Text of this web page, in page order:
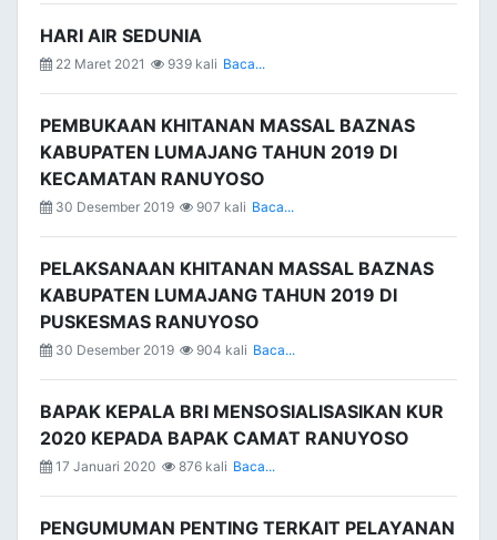
HARI AIR SEDUNIA
22 Maret 2021 939 kali Baca...
PEMBUKAAN KHITANAN MASSAL BAZNAS
KABUPATEN LUMAJANG TAHUN 2019 DI
KECAMATAN RANUYOSO
30 Desember 2019 907 kali Baca...
PELAKSANAAN KHITANAN MASSAL BAZNAS
KABUPATEN LUMAJANG TAHUN 2019 DI
PUSKESMAS RANUYOSO
30 Desember 2019 904 kali Baca...
BAPAK KEPALA BRI MENSOSIALISASIKAN KUR
2020 KEPADA BAPAK CAMAT RANUYOSO
17 Januari 2020 876 kali Baca...
PENGUMUMAN PENTING TERKAIT PELAYANAN